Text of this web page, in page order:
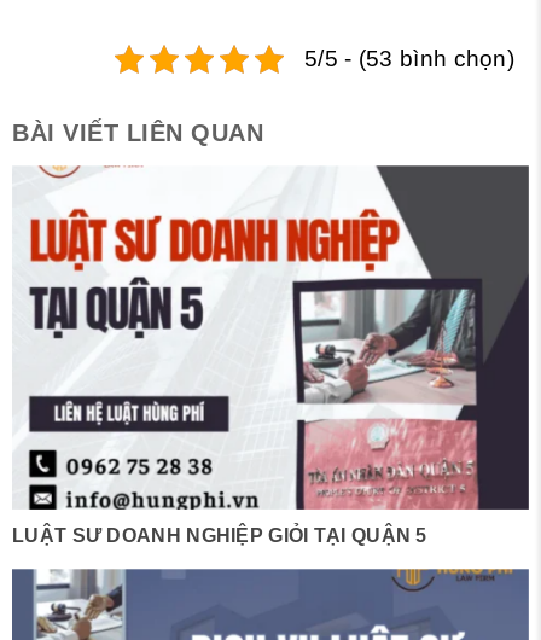
5/5 - (53 bình chọn)
BÀI VIẾT LIÊN QUAN
LUẬT SƯ DOANH NGHIỆP GIỎI TẠI QUẬN 5